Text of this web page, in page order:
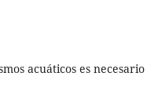
acuáticos es necesario